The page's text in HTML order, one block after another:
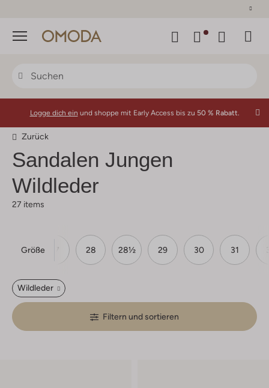
Menü
Logge dich ein und shoppe mit Early Access bis zu 50 % Rabatt.
Zurück
Sandalen Jungen
Wildleder
27 items
Größe
26 27 28 28½ 29 30 31
Wildleder
Filtern und sortieren